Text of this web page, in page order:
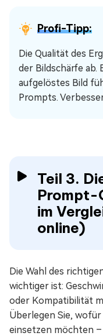
Profi-Tipp:
Die Qualität des
der Bildschärfe ab.
aufgelöstes Bild
Prompts.
Teil 3.
Prompt-
im
online)
Die Wahl des
wichtiger ist:
oder Kompatibilität
Überlegen Sie,
einsetzen möchten